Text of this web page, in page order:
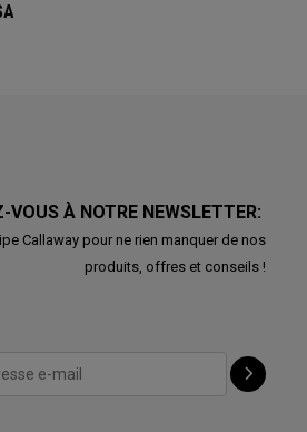
VOUS À NOTRE NEWSLETTER:
Callaway pour ne rien manquer de nos
produits, offres et conseils !